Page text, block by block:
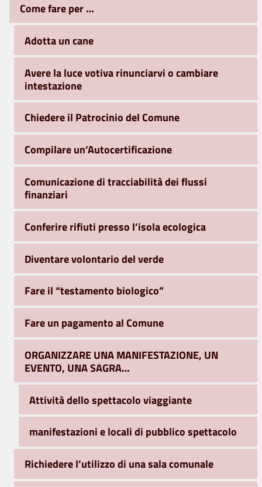
Come fare per …
Adotta un cane
Avere la luce votiva rinunciarvi o cambiare
intestazione
Chiedere il Patrocinio del Comune
Compilare un’Autocertificazione
Comunicazione di tracciabilità dei flussi
finanziari
Conferire rifiuti presso l’isola ecologica
Diventare volontario del verde
Fare il “testamento biologico”
Fare un pagamento al Comune
ORGANIZZARE UNA MANIFESTAZIONE, UN
EVENTO, UNA SAGRA…
Attività dello spettacolo viaggiante
manifestazioni e locali di pubblico spettacolo
Richiedere l’utilizzo di una sala comunale